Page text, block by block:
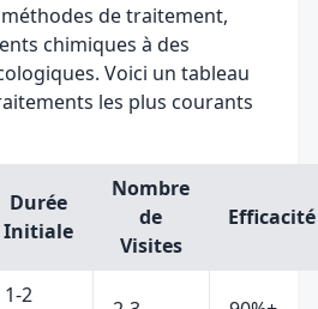
de traitement,
chimiques à des
Voici un tableau
les plus courants
Durée
Initiale
Nombre
de
Visites
Efficacité
1-2